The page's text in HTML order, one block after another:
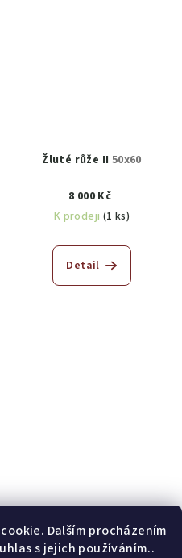
Dalším procházením
s jejich používáním..
Žluté růže II 50x60
8 000 Kč
K prodeji (1 ks)
Detail